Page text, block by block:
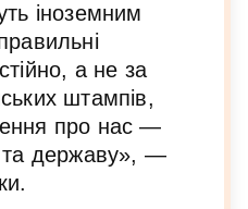
іноземним
а не за
штампів,
про нас —
державу», —